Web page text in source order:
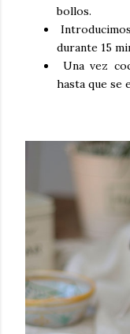
bollos.
durante 15
Una vez
hasta que se